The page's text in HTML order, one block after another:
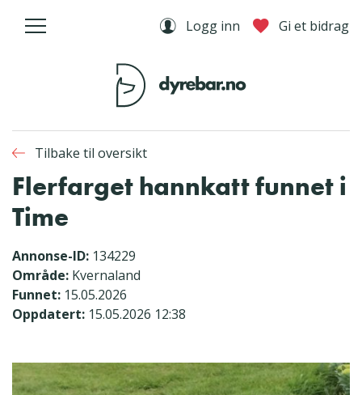
Logg inn Gi et bidrag
Tilbake til oversikt
Flerfarget hannkatt funnet i
Time
Annonse-ID: 134229
Område: Kvernaland
Funnet: 15.05.2026
Oppdatert: 15.05.2026 12:38